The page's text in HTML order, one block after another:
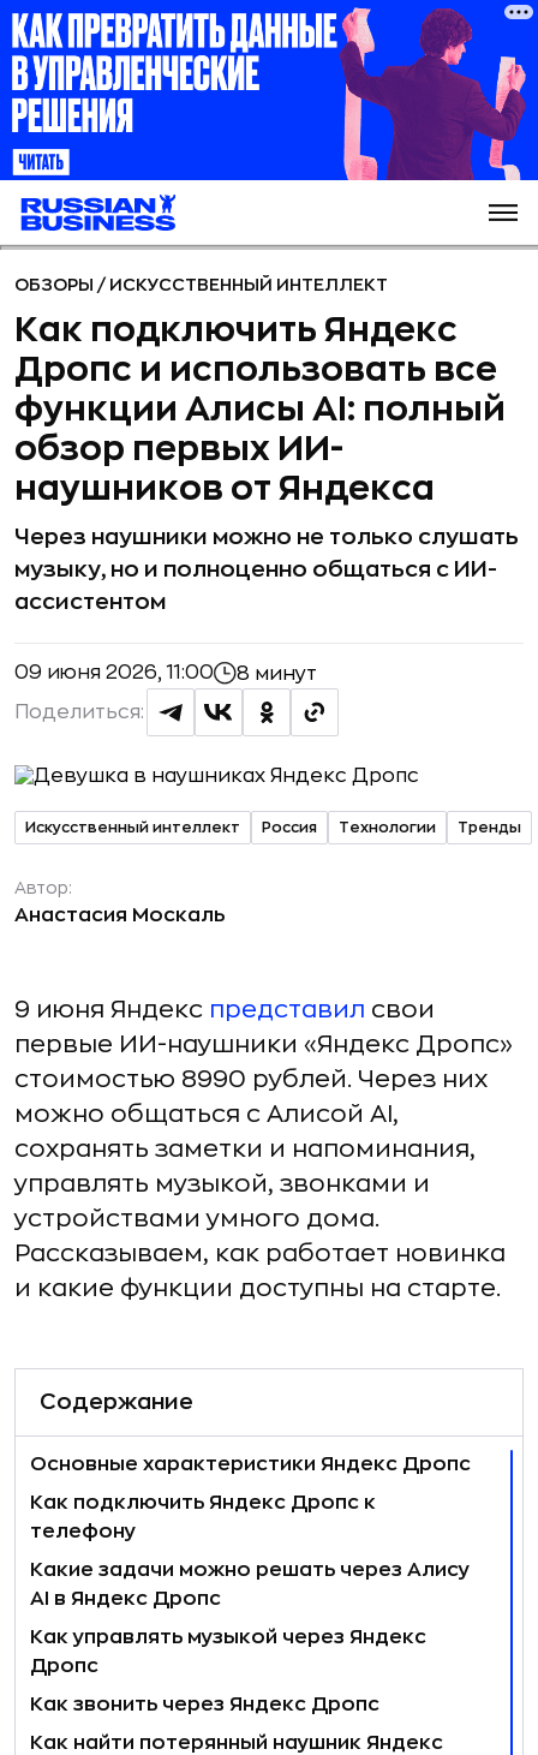
ОБЗОРЫ / ИСКУССТВЕННЫЙ ИНТЕЛЛЕКТ
Как подключить Яндекс
Дропс и использовать все
функции Алисы AI: полный
обзор первых ИИ-
наушников от Яндекса
Через наушники можно не только слушать
музыку, но и полноценно общаться с ИИ-
ассистентом
09 июня 2026, 11:00 8 минут
Поделиться:
Искусственный интеллект Россия Технологии Тренды
Автор:
Анастасия Москаль
9 июня Яндекс представил свои
первые ИИ-наушники «Яндекс Дропс»
стоимостью 8990 рублей. Через них
можно общаться с Алисой AI,
сохранять заметки и напоминания,
управлять музыкой, звонками и
устройствами умного дома.
Рассказываем, как работает новинка
и какие функции доступны на старте.
Содержание
Основные характеристики Яндекс Дропс
Как подключить Яндекс Дропс к
телефону
Какие задачи можно решать через Алису
AI в Яндекс Дропс
Как управлять музыкой через Яндекс
Дропс
Как звонить через Яндекс Дропс
Как найти потерянный наушник Яндекс